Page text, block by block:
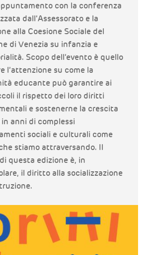
con la conferenza
dall’Assessorato e la
alla Coesione Sociale del
di Venezia su infanzia e
Scopo dell’evento è quello
l’attenzione su come la
educante può garantire ai
il rispetto dei loro diritti
e sostenerne la crescita
anni di complessi
sociali e culturali come
stiamo attraversando. Il
questa edizione è, in
il diritto alla socializzazione